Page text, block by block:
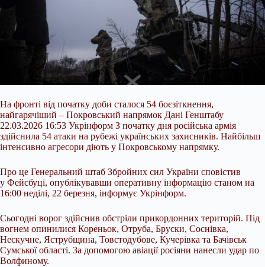
На фронті від початку доби сталося 54 боєзіткнення,
найгарячіший – Покровський напрямок Дані Генштабу
22.03.2026 16:53 Укрінформ З початку дня російська армія
здійснила 54 атаки на рубежі українських захисників. Найбільш
інтенсивно агресори діють у Покровському напрямку.
Про це Генеральний штаб Збройних сил України сповістив
у Фейсбуці, опублікувавши оперативну інформацію станом на
16:00 неділі, 22 березня, інформує Укрінформ.
Сьогодні ворог здійснив обстріли прикордонних територій. Під
вогнем опинилися Кореньок, Отруба, Бруски, Соснівка,
Нескучне, Яструбщина, Товстодубове, Кучерівка та Бачівськ
Сумської області. За допомогою авіації росіяни нанесли удар по
Волфиному.